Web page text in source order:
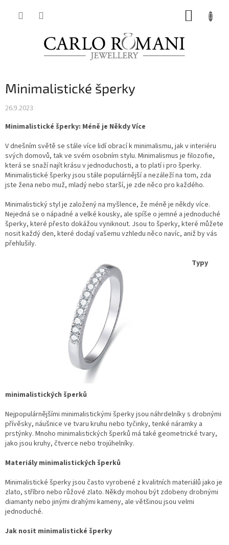
Minimalistické šperky
26.9.2023
Minimalistické šperky: Méně je Někdy Více
V dnešním světě se stále více lidí obrací k minimalismu, jak v interiéru
svých domovů, tak ve svém osobním stylu. Minimalismus je filozofie,
která se snaží najít krásu v jednoduchosti, a to platí i pro šperky.
Minimalistické šperky jsou stále populárnější a nezáleží na tom, zda
jste žena nebo muž, mladý nebo starší, je zde něco pro každého.
Minimalistický styl je založený na myšlence, že méně je někdy více.
Nejedná se o nápadné a velké kousky, ale spíše o jemné a jednoduché
šperky, které přesto dokážou vyniknout. Jsou to šperky, které můžete
nosit každý den, které dodají vašemu vzhledu něco navíc, aniž by vás
přehlušily.
Typy
minimalistických šperků
Nejpopulárnějšími minimalistickými šperky jsou náhrdelníky s drobnými
přívěsky, náušnice ve tvaru kruhu nebo tyčinky, tenké náramky a
prstýnky. Mnoho minimalistických šperků má také geometrické tvary,
jako jsou kruhy, čtverce nebo trojúhelníky.
Materiály minimalistických šperků
Minimalistické šperky jsou často vyrobené z kvalitních materiálů jako je
zlato, stříbro nebo růžové zlato. Někdy mohou být zdobeny drobnými
diamanty nebo jinými drahými kameny, ale většinou jsou velmi
jednoduché.
Jak nosit minimalistické šperky